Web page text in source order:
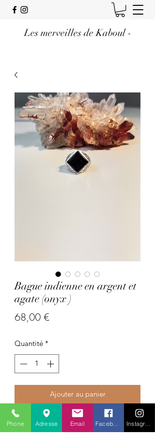
Les merveilles de Kaboul -
Bague indienne en argent et
agate (onyx )
68,00 €Prix
Quantité *
Ajouter au panier
Pays : Inde
Pierres précieuses : agate (onyx)
Phone Adresse Email